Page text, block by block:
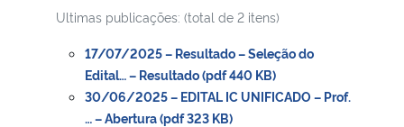
Ultimas publicações: (total de 2 itens)
17/07/2025 – Resultado – Seleção do
Edital… – Resultado (pdf 440 KB)
30/06/2025 – EDITAL IC UNIFICADO – Prof.
… – Abertura (pdf 323 KB)